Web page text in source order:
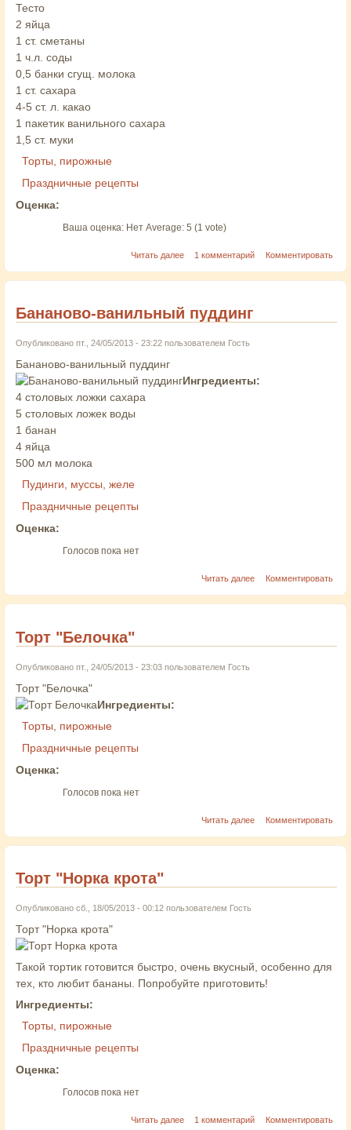
Тесто
2 яйца
1 ст. сметаны
1 ч.л. соды
0,5 банки сгущ. молока
1 ст. сахара
4-5 ст. л. какао
1 пакетик ванильного сахара
1,5 ст. муки
Торты, пирожные
Праздничные рецепты
Оценка:
Ваша оценка: Нет Average: 5 (1 vote)
Читать далее 1 комментарий Комментировать
Бананово-ванильный пуддинг
Опубликовано пт., 24/05/2013 - 23:22 пользователем Гость
Бананово-ванильный пуддинг
Ингредиенты:
4 столовых ложки сахара
5 столовых ложек воды
1 банан
4 яйца
500 мл молока
Пудинги, муссы, желе
Праздничные рецепты
Оценка:
Голосов пока нет
Читать далее Комментировать
Торт "Белочка"
Опубликовано пт., 24/05/2013 - 23:03 пользователем Гость
Торт "Белочка"
Ингредиенты:
Торты, пирожные
Праздничные рецепты
Оценка:
Голосов пока нет
Читать далее Комментировать
Торт "Норка крота"
Опубликовано сб., 18/05/2013 - 00:12 пользователем Гость
Торт "Норка крота"
Такой тортик готовится быстро, очень вкусный, особенно для
тех, кто любит бананы. Попробуйте приготовить!
Ингредиенты:
Торты, пирожные
Праздничные рецепты
Оценка:
Голосов пока нет
Читать далее 1 комментарий Комментировать